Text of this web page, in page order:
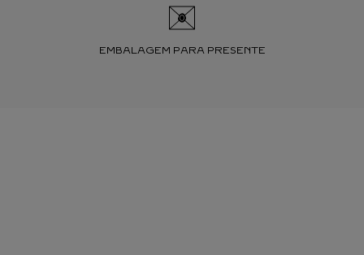
EMBALAGEM PARA PRESENTE